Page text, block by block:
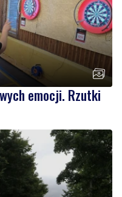
emocji. Rzutki